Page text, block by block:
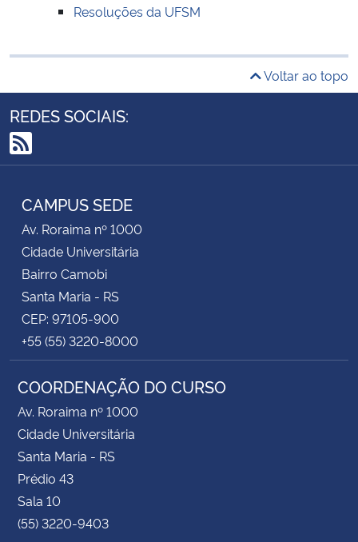
Resoluções da UFSM
Voltar ao topo
REDES SOCIAIS:
RSS
CAMPUS SEDE
Av. Roraima nº 1000
Cidade Universitária
Bairro Camobi
Santa Maria - RS
CEP: 97105-900
+55 (55) 3220-8000
COORDENAÇÃO DO CURSO
Av. Roraima nº 1000
Cidade Universitária
Santa Maria - RS
Prédio 43
Sala 10
(55) 3220-9403